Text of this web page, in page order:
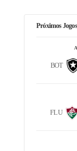
Próximos Jogos
BOT
FLU